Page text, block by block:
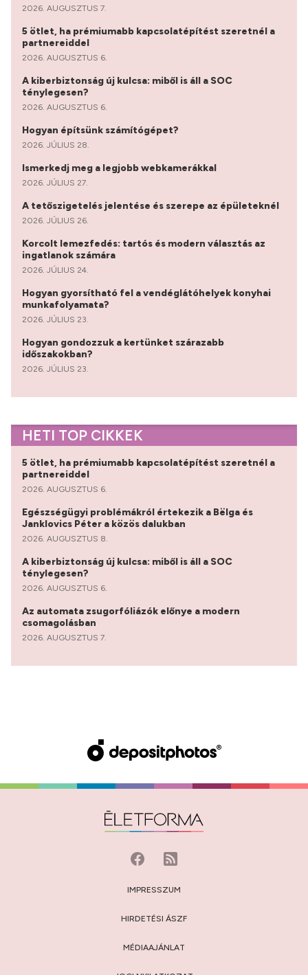
2026. AUGUSZTUS 7.
5 ötlet, ha prémiumabb kapcsolatépítést szeretnél a
partnereiddel
2026. AUGUSZTUS 6.
A kiberbiztonság új kulcsa: miből is áll a SOC
ténylegesen?
2026. AUGUSZTUS 6.
Hogyan építsünk számítógépet?
2026. JÚLIUS 28.
Ismerkedj meg a legjobb webkamerákkal
2026. JÚLIUS 27.
A tetőszigetelés jelentése és szerepe az épületeknél
2026. JÚLIUS 26.
Korcolt lemezfedés: tartós és modern választás az
ingatlanok számára
2026. JÚLIUS 24.
Hogyan gyorsítható fel a vendéglátóhelyek konyhai
munkafolyamata?
2026. JÚLIUS 23.
Hogyan gondozzuk a kertünket szárazabb
időszakokban?
2026. JÚLIUS 23.
HETI TOP CIKKEK
5 ötlet, ha prémiumabb kapcsolatépítést szeretnél a
partnereiddel
2026. AUGUSZTUS 6.
Egészségügyi problémákról értekezik a Bëlga és
Janklovics Péter a közös dalukban
2026. AUGUSZTUS 8.
A kiberbiztonság új kulcsa: miből is áll a SOC
ténylegesen?
2026. AUGUSZTUS 6.
Az automata zsugorfóliázók előnye a modern
csomagolásban
2026. AUGUSZTUS 7.
IMPRESSZUM
HIRDETÉSI ÁSZF
MÉDIAAJÁNLAT